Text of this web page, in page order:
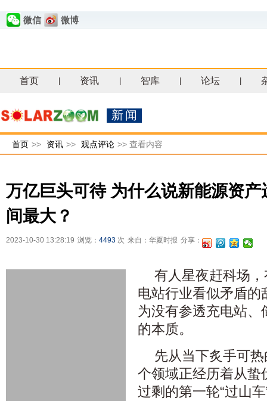
微信 微博
首页 资讯 智库 论坛
新闻
首页 >> 资讯 >> 观点评论 >> 查看内容
万亿巨头可待 为什么说新能源资产
间最大？
2023-10-30 13:28:19 浏览： 4493 次 来自：华夏时报 分享：
有人星夜赶科场
电站行业看似矛盾的
为没有参透充电站
的本质。
先从当下炙手可
个领域正经历着从蛰
过剩的第一轮“过山